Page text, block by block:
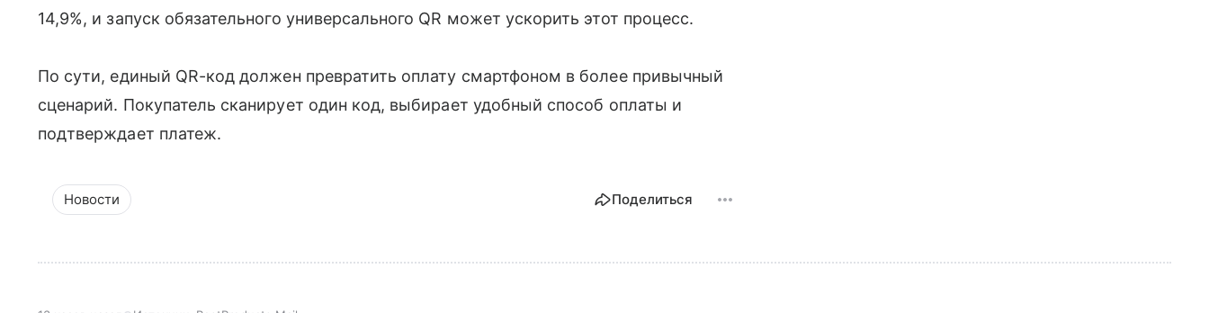
14,9%, и запуск обязательного универсального QR может ускорить этот процесс.
По сути, единый QR-код должен превратить оплату смартфоном в более привычный
сценарий. Покупатель сканирует один код, выбирает удобный способ оплаты и
подтверждает платеж.
Новости Поделиться